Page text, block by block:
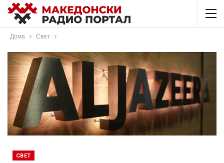
Дома Свет
СВЕТ